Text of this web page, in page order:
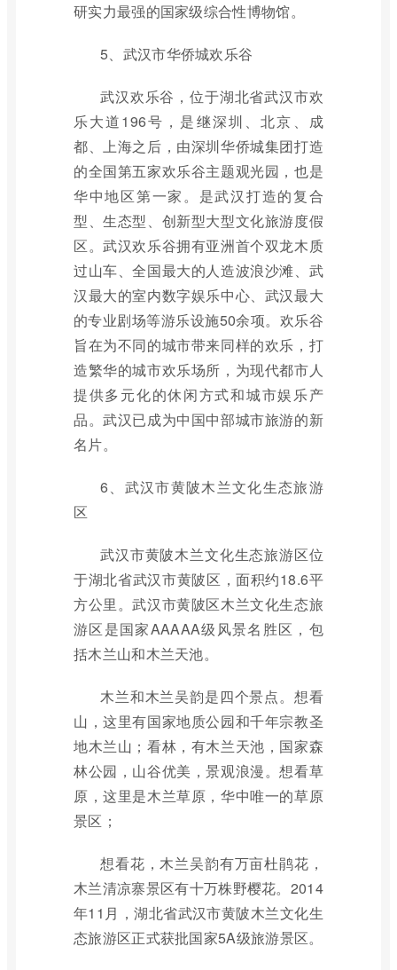
研实力最强的国家级综合性博物馆。
5、武汉市华侨城欢乐谷
武汉欢乐谷，位于湖北省武汉市欢
乐大道196号，是继深圳、北京、成
都、上海之后，由深圳华侨城集团打造
的全国第五家欢乐谷主题观光园，也是
华中地区第一家。是武汉打造的复合
型、生态型、创新型大型文化旅游度假
区。武汉欢乐谷拥有亚洲首个双龙木质
过山车、全国最大的人造波浪沙滩、武
汉最大的室内数字娱乐中心、武汉最大
的专业剧场等游乐设施50余项。欢乐谷
旨在为不同的城市带来同样的欢乐，打
造繁华的城市欢乐场所，为现代都市人
提供多元化的休闲方式和城市娱乐产
品。武汉已成为中国中部城市旅游的新
名片。
6、武汉市黄陂木兰文化生态旅游
区
武汉市黄陂木兰文化生态旅游区位
于湖北省武汉市黄陂区，面积约18.6平
方公里。武汉市黄陂区木兰文化生态旅
游区是国家AAAAA级风景名胜区，包
括木兰山和木兰天池。
木兰和木兰吴韵是四个景点。想看
山，这里有国家地质公园和千年宗教圣
地木兰山；看林，有木兰天池，国家森
林公园，山谷优美，景观浪漫。想看草
原，这里是木兰草原，华中唯一的草原
景区；
想看花，木兰吴韵有万亩杜鹃花，
木兰清凉寨景区有十万株野樱花。2014
年11月，湖北省武汉市黄陂木兰文化生
态旅游区正式获批国家5A级旅游景区。